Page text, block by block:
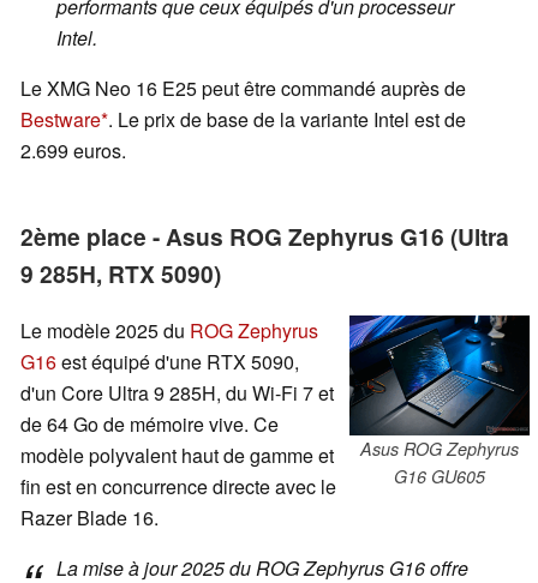
performants que ceux équipés d'un processeur
Intel.
Le XMG Neo 16 E25 peut être commandé auprès de
Bestware . Le prix de base de la variante Intel est de
2.699 euros.
2ème place - Asus ROG Zephyrus G16 (Ultra
9 285H, RTX 5090)
Asus ROG Zephyrus
G16 GU605
Le modèle 2025 du ROG Zephyrus
G16est équipé d'une RTX 5090,
d'un Core Ultra 9 285H, du Wi-Fi 7 et
de 64 Go de mémoire vive. Ce
modèle polyvalent haut de gamme et
fin est en concurrence directe avec le
Razer Blade 16.
La mise à jour 2025 du ROG Zephyrus G16 offre